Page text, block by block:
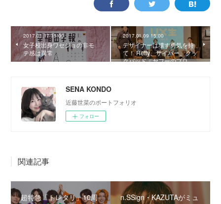
2017.01.17 15:00
女子校出身ワセジョの非モ
テ感は異常
2017.01.09 15:00
デザイナーは壊す勇気を持
て！ Retty、サイバー、クッ
クパッド、ヤフーのプロ…
SENA KONDO
近藤世菜のポートフォリオ
フォロー
関連記事
超特急「トレタリ」10周
n.SSign・KAZUTAがミュ